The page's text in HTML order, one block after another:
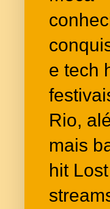
e tech
Rio,
mais
hit